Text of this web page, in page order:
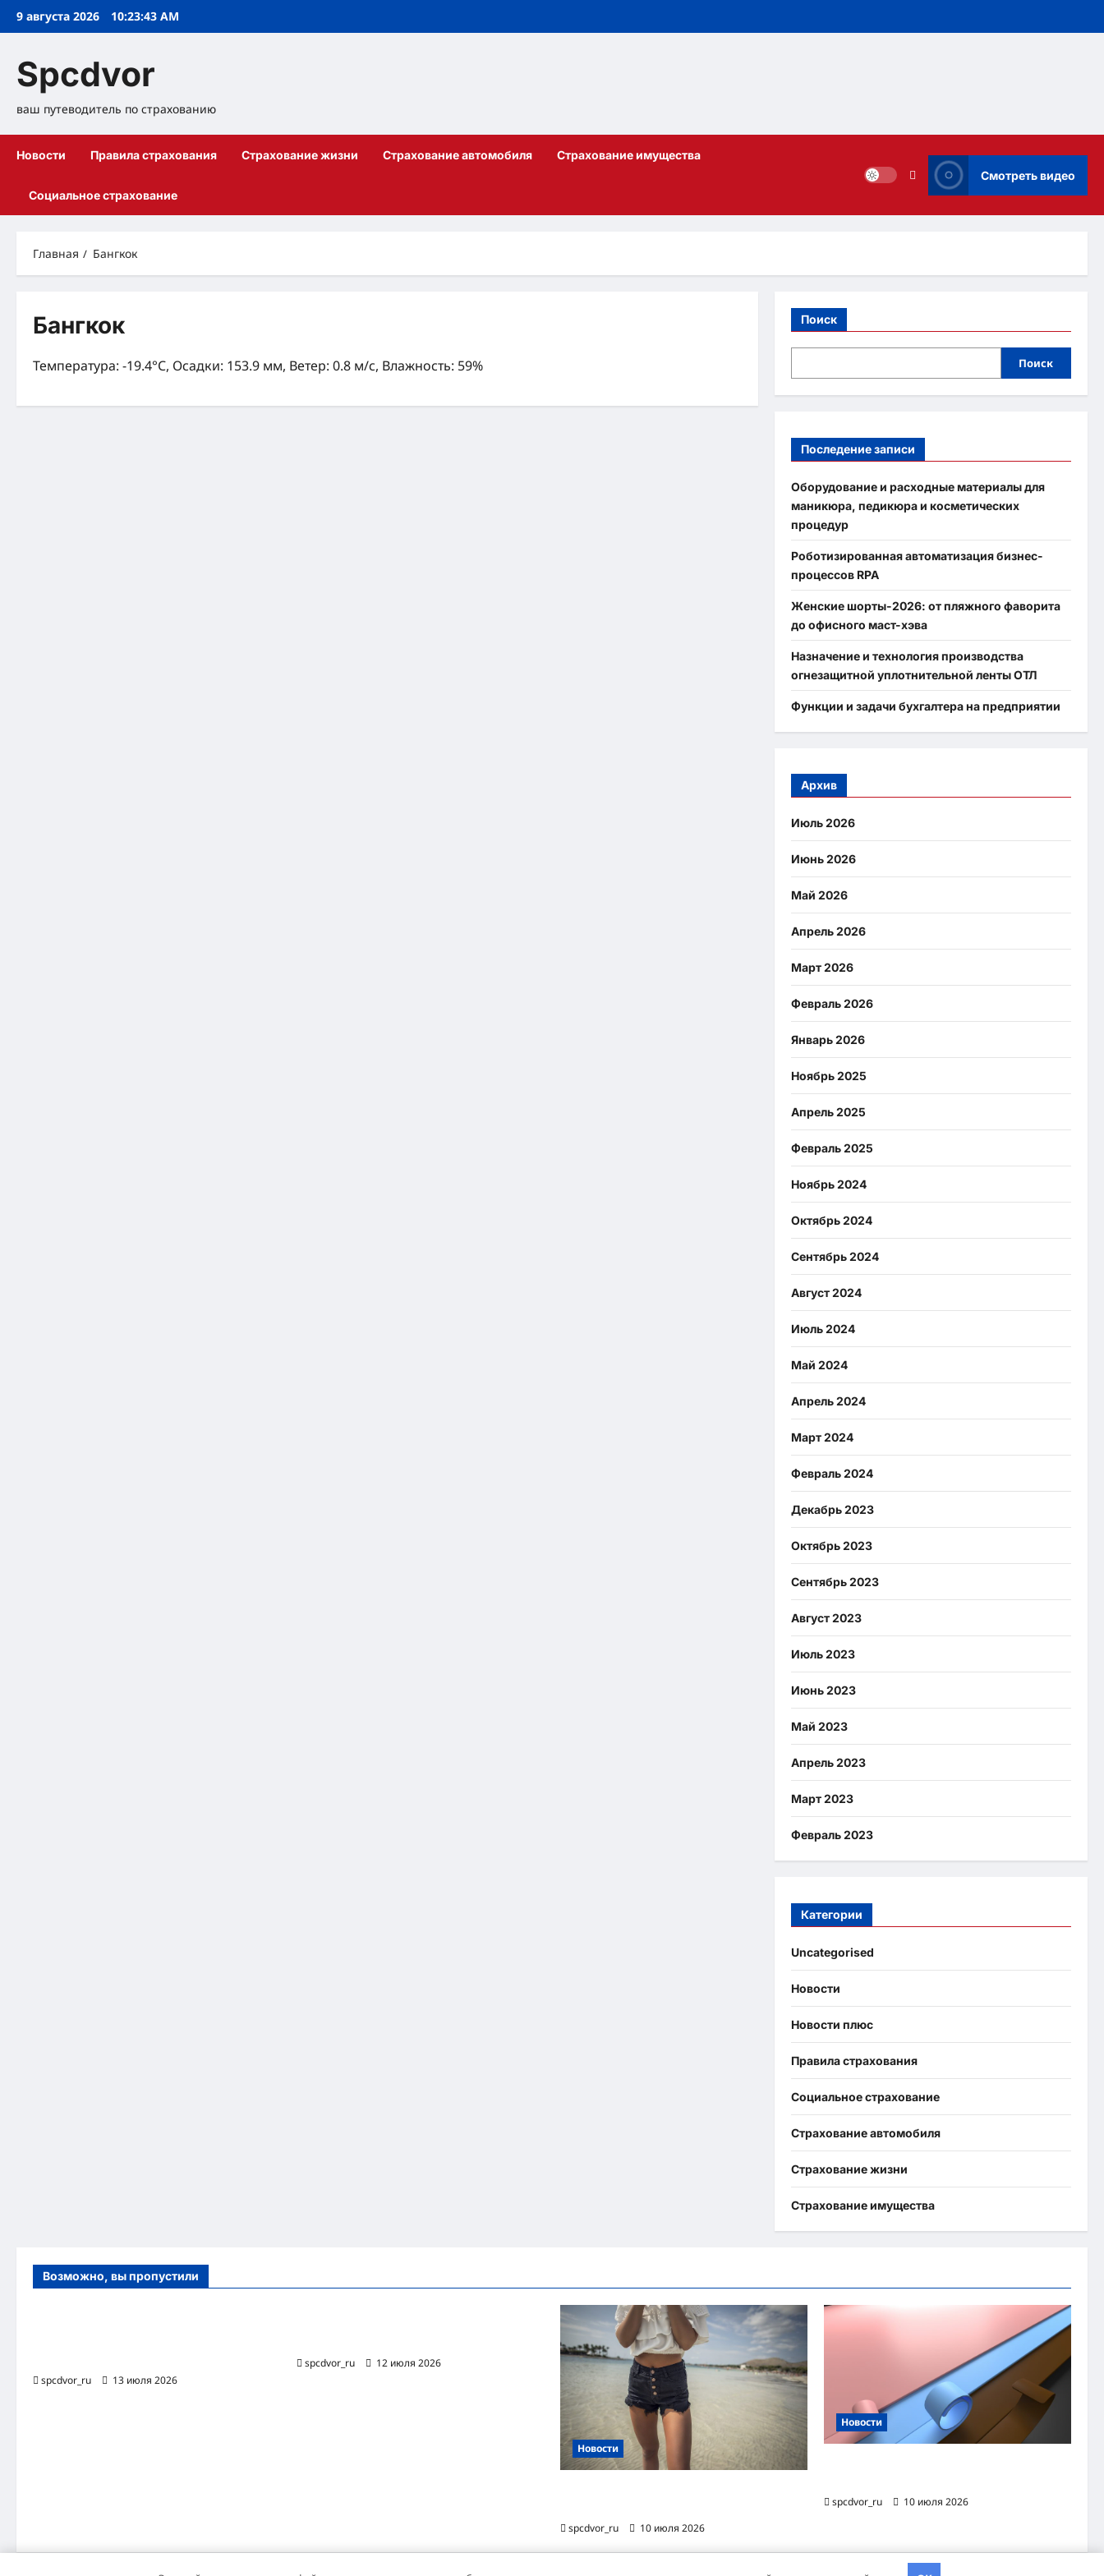
Перейти
9 августа 2026 10:23:44 AM
Spcdvor
ваш путеводитель по страхованию
Новости Правила страхования Страхование жизни Страхование автомобиля Страхование имущества
Социальное страхование
Смотреть видео
Главная Бангкок
Бангкок
Температура: -19.4°C, Осадки: 153.9 мм, Ветер: 0.8 м/с, Влажность: 59%
Поиск
Поиск
Последение записи
Оборудование и расходные материалы для
маникюра, педикюра и косметических
процедур
Роботизированная автоматизация бизнес-
процессов RPA
Женские шорты-2026: от пляжного фаворита
до офисного маст-хэва
Назначение и технология производства
огнезащитной уплотнительной ленты ОТЛ
Функции и задачи бухгалтера на предприятии
Архив
Июль 2026
Июнь 2026
Май 2026
Апрель 2026
Март 2026
Февраль 2026
Январь 2026
Ноябрь 2025
Апрель 2025
Февраль 2025
Ноябрь 2024
Октябрь 2024
Сентябрь 2024
Август 2024
Июль 2024
Май 2024
Апрель 2024
Март 2024
Февраль 2024
Декабрь 2023
Октябрь 2023
Сентябрь 2023
Август 2023
Июль 2023
Июнь 2023
Май 2023
Апрель 2023
Март 2023
Февраль 2023
Категории
Uncategorised
Новости
Новости плюс
Правила страхования
Социальное страхование
Страхование автомобиля
Страхование жизни
Страхование имущества
Возможно, вы пропустили
spcdvor_ru
13 июля 2026
spcdvor_ru
12 июля 2026
Новости
spcdvor_ru
10 июля 2026
Новости
spcdvor_ru
10 июля 2026